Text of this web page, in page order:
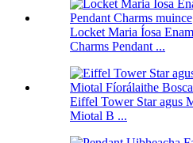
Locket Maria Íosa
Charms Pendant ...
Eiffel Tower Star agus
Miotal B ...